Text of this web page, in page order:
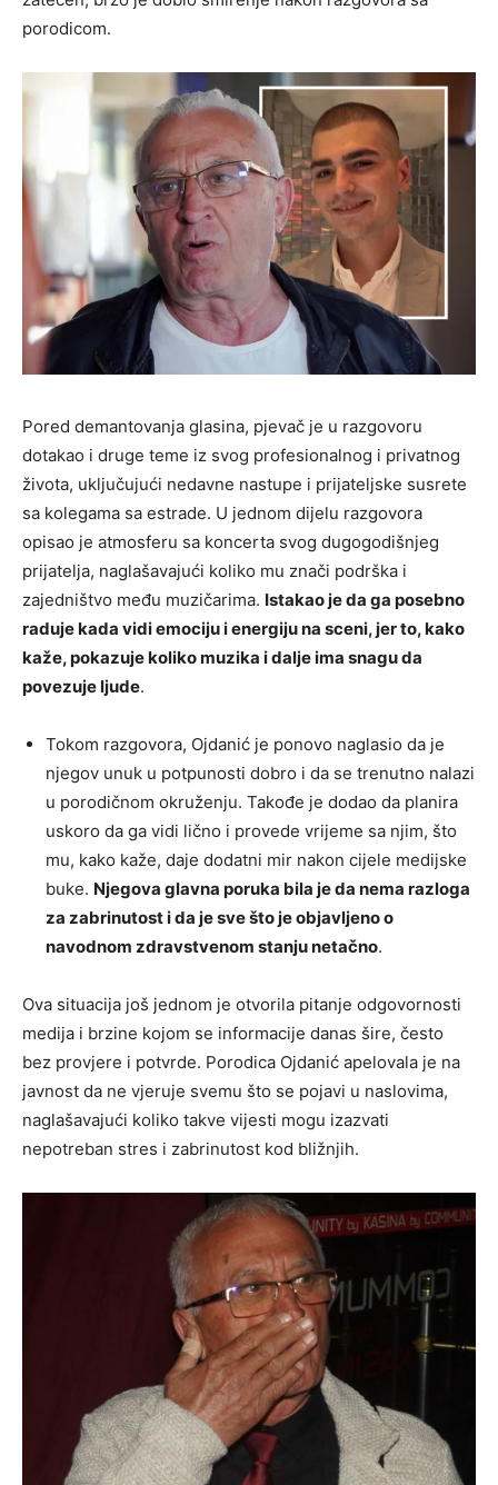
porodicom.
Pored demantovanja glasina, pjevač je u razgovoru
dotakao i druge teme iz svog profesionalnog i privatnog
života, uključujući nedavne nastupe i prijateljske susrete
sa kolegama sa estrade. U jednom dijelu razgovora
opisao je atmosferu sa koncerta svog dugogodišnjeg
prijatelja, naglašavajući koliko mu znači podrška i
zajedništvo među muzičarima. Istakao je da ga posebno
raduje kada vidi emociju i energiju na sceni, jer to, kako
kaže, pokazuje koliko muzika i dalje ima snagu da
povezuje ljude.
Tokom razgovora, Ojdanić je ponovo naglasio da je
njegov unuk u potpunosti dobro i da se trenutno nalazi
u porodičnom okruženju. Takođe je dodao da planira
uskoro da ga vidi lično i provede vrijeme sa njim, što
mu, kako kaže, daje dodatni mir nakon cijele medijske
buke. Njegova glavna poruka bila je da nema razloga
za zabrinutost i da je sve što je objavljeno o
navodnom zdravstvenom stanju netačno.
Ova situacija još jednom je otvorila pitanje odgovornosti
medija i brzine kojom se informacije danas šire, često
bez provjere i potvrde. Porodica Ojdanić apelovala je na
javnost da ne vjeruje svemu što se pojavi u naslovima,
naglašavajući koliko takve vijesti mogu izazvati
nepotreban stres i zabrinutost kod bližnjih.